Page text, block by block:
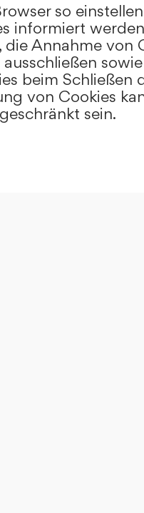
so
informiert
die Annahme von
beim Schließen
von Cookies
sein.